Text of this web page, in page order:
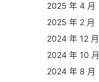
2025 年 4 月
2025 年 2 月
2024 年 12 月
2024 年 10 月
2024 年 8 月